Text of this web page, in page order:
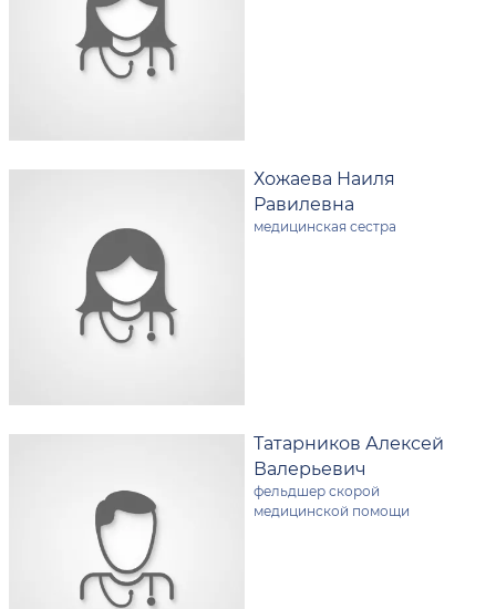
Хожаева Наиля
Равилевна
медицинская сестра
Татарников Алексей
Валерьевич
фельдшер скорой
медицинской помощи